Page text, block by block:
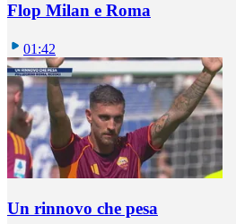
Flop Milan e Roma
01:42
Un rinnovo che pesa